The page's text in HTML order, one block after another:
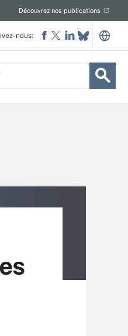
Découvrez nos publications
nous: